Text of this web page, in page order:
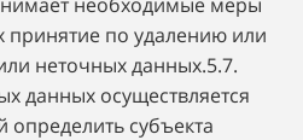
принятие по удалению или
неточных данных.5.7.
данных осуществляется
субъекта